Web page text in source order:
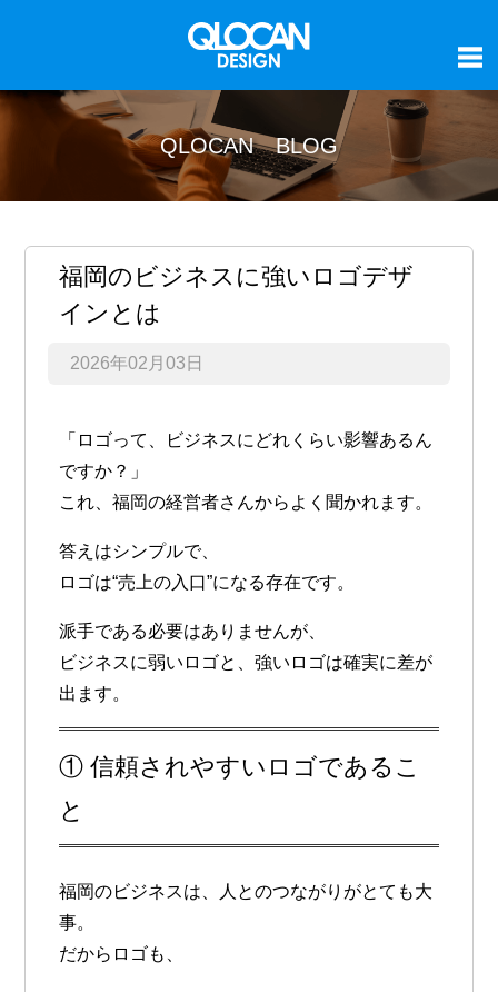
QLOCAN BLOG
福岡のビジネスに強いロゴデザ
インとは
2026年02月03日
「ロゴって、ビジネスにどれくらい影響あるん
ですか？」
これ、福岡の経営者さんからよく聞かれます。
答えはシンプルで、
ロゴは“売上の入口”になる存在です。
派手である必要はありませんが、
ビジネスに弱いロゴと、強いロゴは確実に差が
出ます。
① 信頼されやすいロゴであるこ
と
福岡のビジネスは、人とのつながりがとても大
事。
だからロゴも、